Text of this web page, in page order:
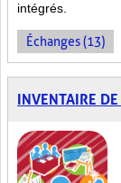
intégrés.
Échanges (13)
INVENTAIRE